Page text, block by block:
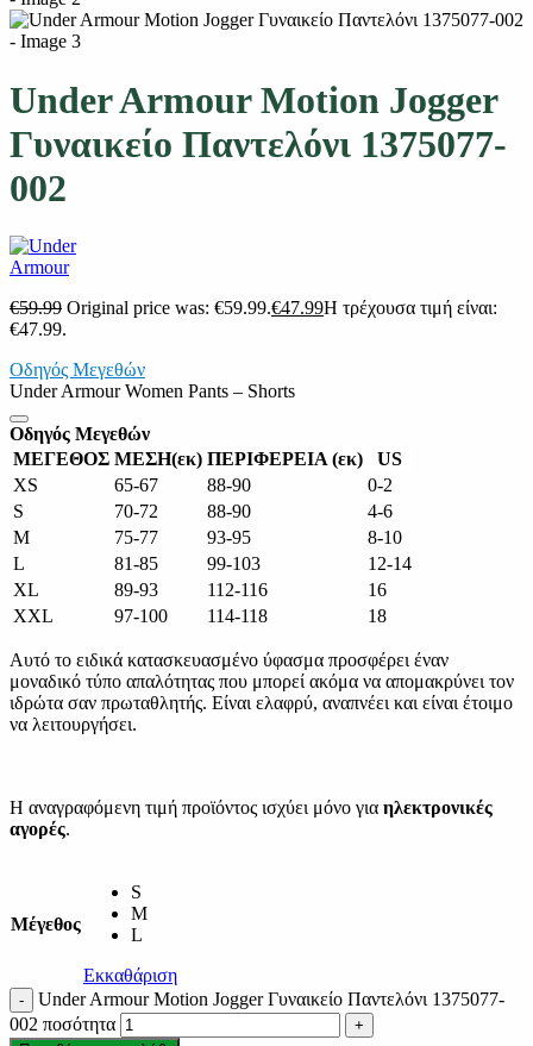
Under Armour Motion Jogger
Γυναικείο Παντελόνι 1375077-
002
€59.99 Original price was: €59.99.€47.99Η τρέχουσα τιμή είναι:
€47.99.
Οδηγός Μεγεθών
Under Armour Women Pants – Shorts
Οδηγός Μεγεθών
ΜΕΓΕΘΟΣ MΕΣΗ(εκ) ΠΕΡΙΦΕΡΕΙΑ (εκ)
US
XS
65-67 88-90
0-2
S
70-72 88-90
4-6
M
75-77 93-95
8-10
L
81-85 99-103
12-14
XL
89-93 112-116
16
XXL
97-100 114-118 18
Αυτό το ειδικά κατασκευασμένο ύφασμα προσφέρει έναν
μοναδικό τύπο απαλότητας που μπορεί ακόμα να απομακρύνει τον
ιδρώτα σαν πρωταθλητής. Είναι ελαφρύ, αναπνέει και είναι έτοιμο
να λειτουργήσει.
Η αναγραφόμενη τιμή προϊόντος ισχύει μόνο για ηλεκτρονικές
αγορές.
Μέγεθος
S
M
L
Εκκαθάριση
Under Armour Motion Jogger Γυναικείο Παντελόνι 1375077-
002 ποσότητα